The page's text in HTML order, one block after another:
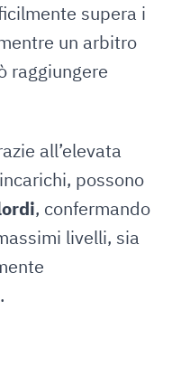
supera i
un arbitro
raggiungere
all’elevata
possono
, confermando
livelli, sia